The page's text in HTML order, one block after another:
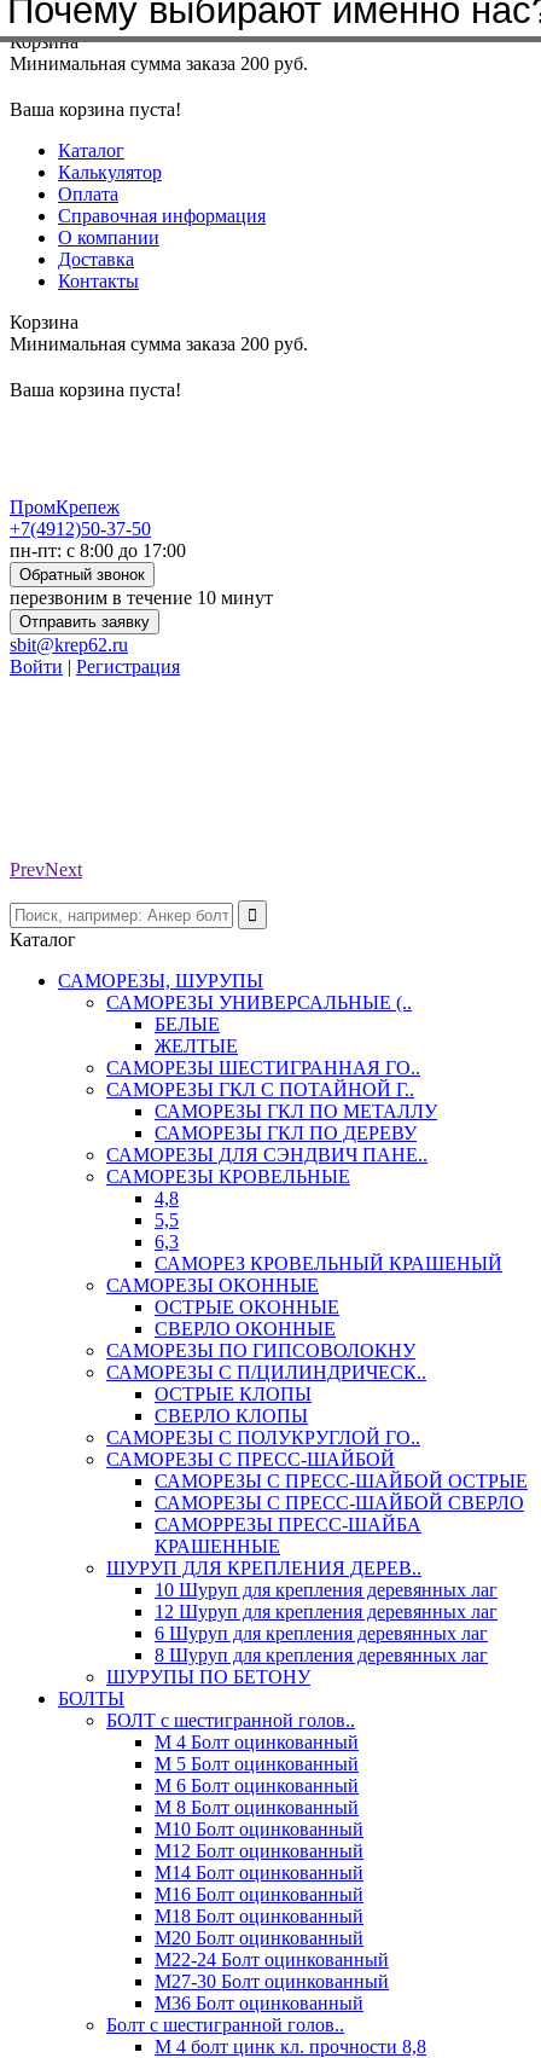
Меню+7(4912)50-37-50sbit@krep62.ru
Корзина
Минимальная сумма заказа 200 руб.
Ваша корзина пуста!
Каталог
Калькулятор
Оплата
Справочная информация
О компании
Доставка
Контакты
Корзина
Минимальная сумма заказа 200 руб.
Ваша корзина пуста!
ПромКрепеж
+7(4912)50-37-50
пн-пт: с 8:00 до 17:00
Обратный звонок
перезвоним в течение 10 минут
Отправить заявку
sbit@krep62.ru
Войти | Регистрация
PrevNext
Каталог
САМОРЕЗЫ, ШУРУПЫ
САМОРЕЗЫ УНИВЕРСАЛЬНЫЕ (..
БЕЛЫЕ
ЖЕЛТЫЕ
САМОРЕЗЫ ШЕСТИГРАННАЯ ГО..
САМОРЕЗЫ ГКЛ С ПОТАЙНОЙ Г..
САМОРЕЗЫ ГКЛ ПО МЕТАЛЛУ
САМОРЕЗЫ ГКЛ ПО ДЕРЕВУ
САМОРЕЗЫ ДЛЯ СЭНДВИЧ ПАНЕ..
САМОРЕЗЫ КРОВЕЛЬНЫЕ
4,8
5,5
6,3
САМОРЕЗ КРОВЕЛЬНЫЙ КРАШЕНЫЙ
САМОРЕЗЫ ОКОННЫЕ
ОСТРЫЕ ОКОННЫЕ
СВЕРЛО ОКОННЫЕ
САМОРЕЗЫ ПО ГИПСОВОЛОКНУ
САМОРЕЗЫ С П/ЦИЛИНДРИЧЕСК..
ОСТРЫЕ КЛОПЫ
СВЕРЛО КЛОПЫ
САМОРЕЗЫ С ПОЛУКРУГЛОЙ ГО..
САМОРЕЗЫ С ПРЕСС-ШАЙБОЙ
САМОРЕЗЫ С ПРЕСС-ШАЙБОЙ ОСТРЫЕ
САМОРЕЗЫ С ПРЕСС-ШАЙБОЙ СВЕРЛО
САМОРРЕЗЫ ПРЕСС-ШАЙБА
КРАШЕННЫЕ
ШУРУП ДЛЯ КРЕПЛЕНИЯ ДЕРЕВ..
10 Шуруп для крепления деревянных лаг
12 Шуруп для крепления деревянных лаг
6 Шуруп для крепления деревянных лаг
8 Шуруп для крепления деревянных лаг
ШУРУПЫ ПО БЕТОНУ
БОЛТЫ
БОЛТ с шестигранной голов..
М 4 Болт оцинкованный
М 5 Болт оцинкованный
М 6 Болт оцинкованный
М 8 Болт оцинкованный
М10 Болт оцинкованный
М12 Болт оцинкованный
М14 Болт оцинкованный
М16 Болт оцинкованный
М18 Болт оцинкованный
М20 Болт оцинкованный
М22-24 Болт оцинкованный
М27-30 Болт оцинкованный
М36 Болт оцинкованный
Болт с шестигранной голов..
М 4 болт цинк кл. прочности 8,8
Почему выбирают именно